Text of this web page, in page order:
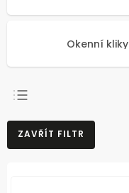
Okenní kliky
NEJPRODÁVANĚJŠÍ
NEJLEVNĚJŠÍ
ZAVŘÍT FILTR